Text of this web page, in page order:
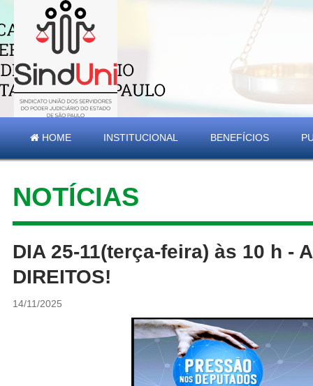
HOME INSTITUCIONAL BENEFÍCIOS
NOTÍCIAS
DIA 25-11(terça-feira) às 10 h -
DIREITOS!
14/11/2025